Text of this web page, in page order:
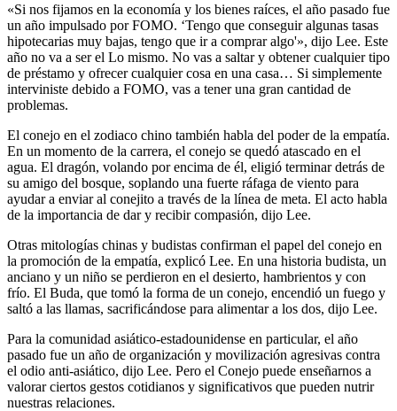
«Si nos fijamos en la economía y los bienes raíces, el año pasado fue
un año impulsado por FOMO. ‘Tengo que conseguir algunas tasas
hipotecarias muy bajas, tengo que ir a comprar algo'», dijo Lee. Este
año no va a ser el Lo mismo. No vas a saltar y obtener cualquier tipo
de préstamo y ofrecer cualquier cosa en una casa… Si simplemente
interviniste debido a FOMO, vas a tener una gran cantidad de
problemas.
El conejo en el zodiaco chino también habla del poder de la empatía.
En un momento de la carrera, el conejo se quedó atascado en el
agua. El dragón, volando por encima de él, eligió terminar detrás de
su amigo del bosque, soplando una fuerte ráfaga de viento para
ayudar a enviar al conejito a través de la línea de meta. El acto habla
de la importancia de dar y recibir compasión, dijo Lee.
Otras mitologías chinas y budistas confirman el papel del conejo en
la promoción de la empatía, explicó Lee. En una historia budista, un
anciano y un niño se perdieron en el desierto, hambrientos y con
frío. El Buda, que tomó la forma de un conejo, encendió un fuego y
saltó a las llamas, sacrificándose para alimentar a los dos, dijo Lee.
Para la comunidad asiático-estadounidense en particular, el año
pasado fue un año de organización y movilización agresivas contra
el odio anti-asiático, dijo Lee. Pero el Conejo puede enseñarnos a
valorar ciertos gestos cotidianos y significativos que pueden nutrir
nuestras relaciones.